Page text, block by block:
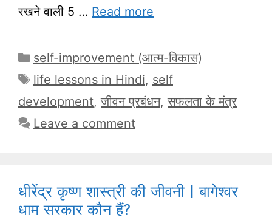
रखने वाली 5 … Read more
Categories
self-improvement (आत्म-विकास)
Tags
life lessons in Hindi, self
development,जीवन प्रबंधन,सफलता के मंत्र
Leave a comment
धीरेंद्र कृष्ण शास्त्री की जीवनी | बागेश्वर
धाम सरकार कौन हैं?